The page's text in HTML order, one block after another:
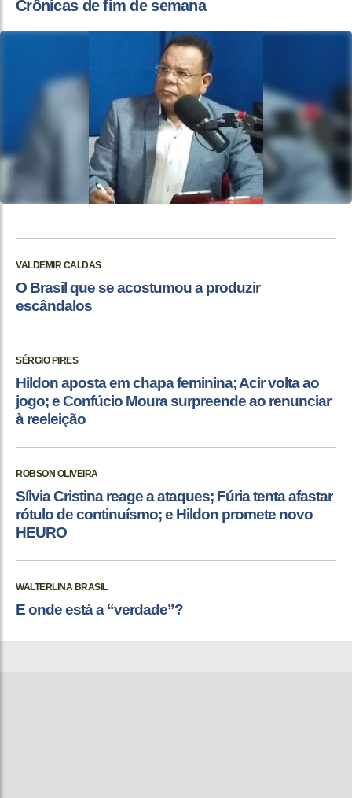
Crônicas de fim de semana
VALDEMIR CALDAS
O Brasil que se acostumou a produzir
escândalos
SÉRGIO PIRES
Hildon aposta em chapa feminina; Acir volta ao
jogo; e Confúcio Moura surpreende ao renunciar
à reeleição
ROBSON OLIVEIRA
Sílvia Cristina reage a ataques; Fúria tenta afastar
rótulo de continuísmo; e Hildon promete novo
HEURO
WALTERLINA BRASIL
E onde está a “verdade”?